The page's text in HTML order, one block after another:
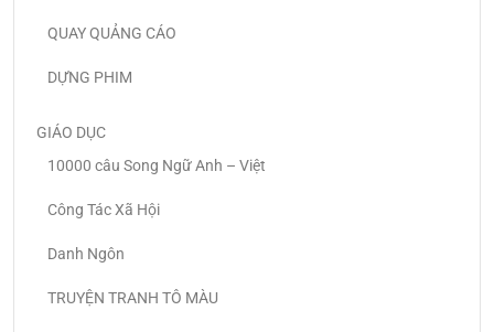
QUAY QUẢNG CÁO
DỰNG PHIM
GIÁO DỤC
10000 câu Song Ngữ Anh – Việt
Công Tác Xã Hội
Danh Ngôn
TRUYỆN TRANH TÔ MÀU